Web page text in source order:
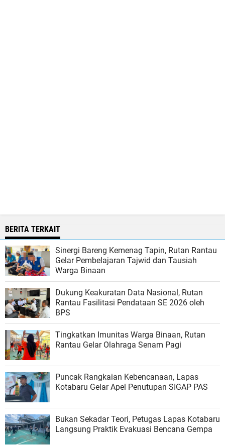
BERITA TERKAIT
Sinergi Bareng Kemenag Tapin, Rutan Rantau
Gelar Pembelajaran Tajwid dan Tausiah
Warga Binaan
Dukung Keakuratan Data Nasional, Rutan
Rantau Fasilitasi Pendataan SE 2026 oleh
BPS
Tingkatkan Imunitas Warga Binaan, Rutan
Rantau Gelar Olahraga Senam Pagi
Puncak Rangkaian Kebencanaan, Lapas
Kotabaru Gelar Apel Penutupan SIGAP PAS
Bukan Sekadar Teori, Petugas Lapas Kotabaru
Langsung Praktik Evakuasi Bencana Gempa